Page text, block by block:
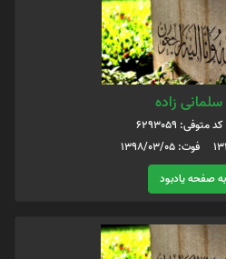
سلمانی زاده
صفحه یادبود